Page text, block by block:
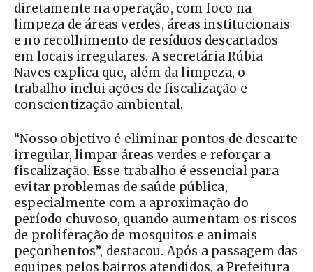
diretamente na operação, com foco na
limpeza de áreas verdes, áreas institucionais
e no recolhimento de resíduos descartados
em locais irregulares. A secretária Rúbia
Naves explica que, além da limpeza, o
trabalho inclui ações de fiscalização e
conscientização ambiental.
“Nosso objetivo é eliminar pontos de descarte
irregular, limpar áreas verdes e reforçar a
fiscalização. Esse trabalho é essencial para
evitar problemas de saúde pública,
especialmente com a aproximação do
período chuvoso, quando aumentam os riscos
de proliferação de mosquitos e animais
peçonhentos”, destacou. Após a passagem das
equipes pelos bairros atendidos, a Prefeitura